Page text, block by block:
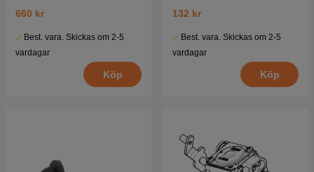
660 kr
Best. vara. Skickas om 2-5
vardagar
Köp
132 kr
Best. vara. Skickas om 2-5
vardagar
Köp